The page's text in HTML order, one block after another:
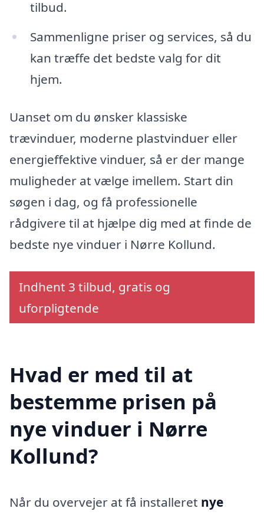
tilbud.
Sammenligne priser og services, så du
kan træffe det bedste valg for dit
hjem.
Uanset om du ønsker klassiske
trævinduer, moderne plastvinduer eller
energieffektive vinduer, så er der mange
muligheder at vælge imellem. Start din
søgen i dag, og få professionelle
rådgivere til at hjælpe dig med at finde de
bedste nye vinduer i Nørre Kollund.
Indhent 3 tilbud, gratis og
uforpligtende
Hvad er med til at
bestemme prisen på
nye vinduer i Nørre
Kollund?
Når du overvejer at få installeret nye